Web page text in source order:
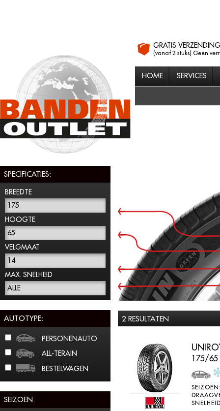
GRATIS VERZENDING
(vanaf 2 stuks) Geen
HOME SERVICES
SPECIFICATIES:
BREEDTE
175
HOOGTE
65
VELGMAAT
14
MAX. SNELHEID
ALLE
AUTOTYPE:
PERSONENAUTO
ALL-TERAIN
BESTELWAGEN
SEIZOEN:
2 RESULTATEN
175/65